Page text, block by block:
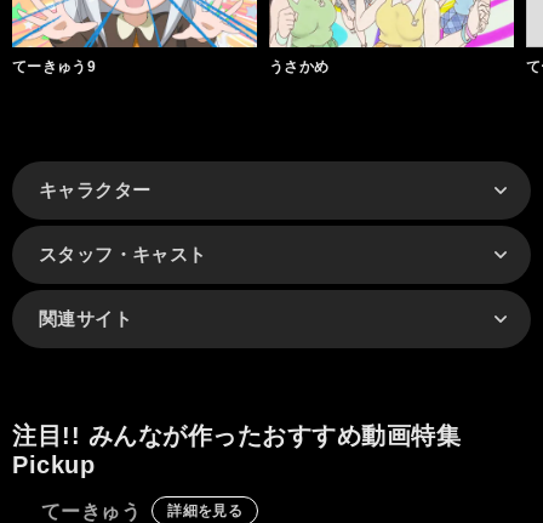
てーきゅう9 うさかめ
キャラクター
スタッフ・キャスト
関連サイト
注目!! みんなが作ったおすすめ動画特集
Pickup
てーきゅう 詳細を見る